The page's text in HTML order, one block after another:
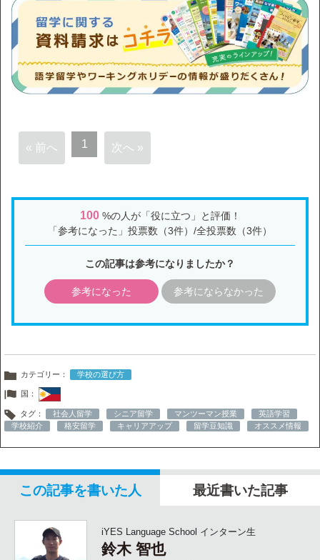
« 前へ 1 次へ »
100%の人が「役に立つ」と評価！
「参考になった」投票数（3件）/全投票数（3件）
この記事は参考になりましたか？
参考になった 参考にならなかった
カテゴリー： 学校の選び方
国：
タグ： 社会人留学 シニア留学 マンツーマン授業
英語学習
学校紹介
格安留学 キャリアアップ 留学豆知識 オススメ情報
この記事を書いた人 最近書いた記事
iYES Language School インターン生
鈴木 智也